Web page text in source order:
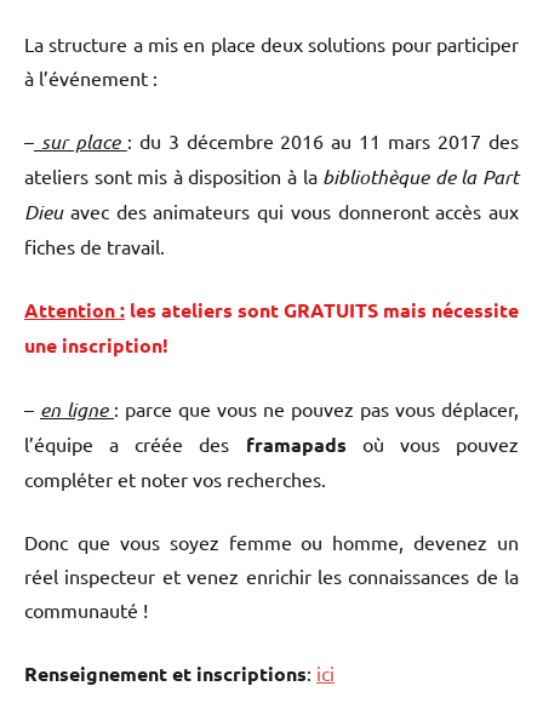
La structure a mis en place deux solutions pour participer
à l’événement :
– sur place : du 3 décembre 2016 au 11 mars 2017 des
ateliers sont mis à disposition à la bibliothèque de la Part
Dieuavec des animateurs qui vous donneront accès aux
fiches de travail.
Attention : les ateliers sont GRATUITS mais nécessite
une inscription!
– en ligne : parce que vous ne pouvez pas vous déplacer,
l’équipe a créée des framapads où vous pouvez
compléter et noter vos recherches.
Donc que vous soyez femme ou homme, devenez un
réel inspecteur et venez enrichir les connaissances de la
communauté !
Renseignement et inscriptions: ici